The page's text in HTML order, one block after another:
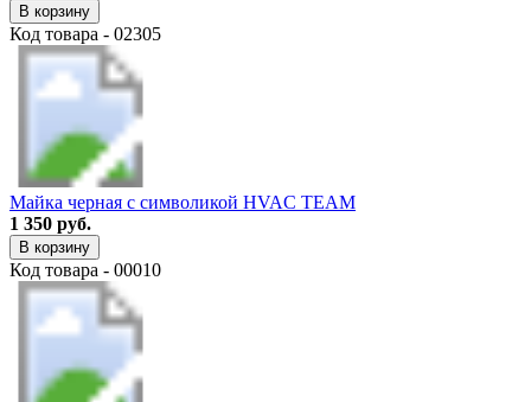
В корзину
Код товара - 02305
Майка черная с символикой HVAC TEAM
1 350 руб.
В корзину
Код товара - 00010